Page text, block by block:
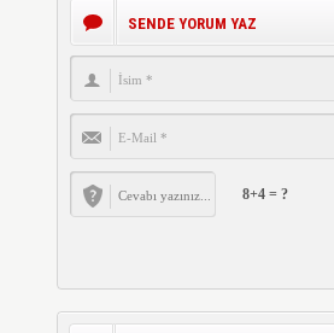
SENDE YORUM YAZ
8+4 = ?